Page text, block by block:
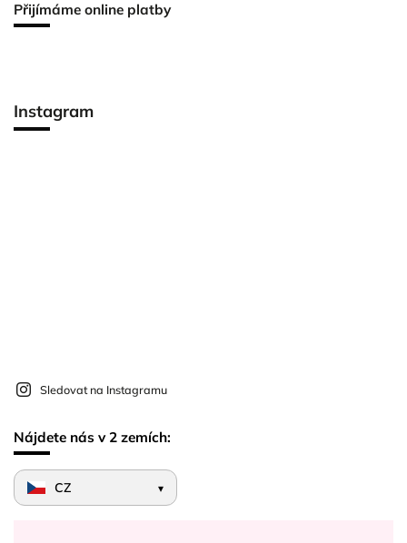
Přijímáme online platby
Instagram
Sledovat na Instagramu
Nájdete nás v 2 zemích:
CZ ▾